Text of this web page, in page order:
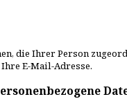
die Ihrer Person
E-Mail-Adresse.